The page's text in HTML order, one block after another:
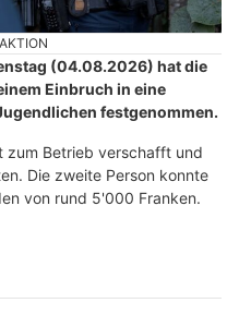
(04.08.2026) hat die
Einbruch in eine
festgenommen.
zum Betrieb verschafft und
Die zweite Person konnte
von rund 5'000 Franken.